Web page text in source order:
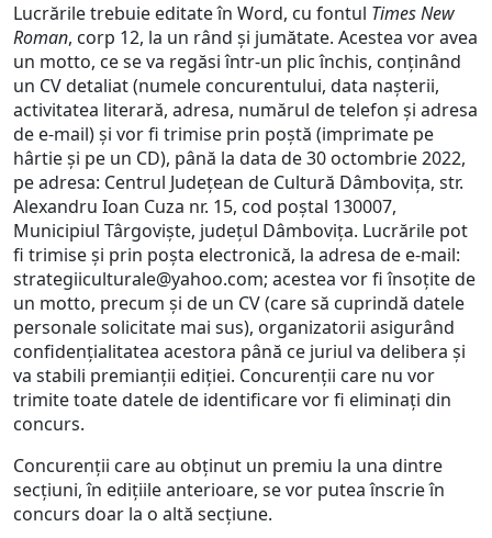
Lucrările trebuie editate în Word, cu fontul Times New
Roman, corp 12, la un rând şi jumătate. Acestea vor avea
un motto, ce se va regăsi într-un plic închis, conţinând
un CV detaliat (numele concurentului, data naşterii,
activitatea literară, adresa, numărul de telefon şi adresa
de e-mail) şi vor fi trimise prin poştă (imprimate pe
hârtie şi pe un CD), până la data de 30 octombrie 2022,
pe adresa: Centrul Judeţean de Cultură Dâmboviţa, str.
Alexandru Ioan Cuza nr. 15, cod poştal 130007,
Municipiul Târgovişte, județul Dâmbovița. Lucrările pot
fi trimise și prin poşta electronică, la adresa de e-mail:
strategiiculturale@yahoo.com; acestea vor fi însoţite de
un motto, precum şi de un CV (care să cuprindă datele
personale solicitate mai sus), organizatorii asigurând
confidenţialitatea acestora până ce juriul va delibera şi
va stabili premianţii ediţiei. Concurenţii care nu vor
trimite toate datele de identificare vor fi eliminaţi din
concurs.
Concurenţii care au obţinut un premiu la una dintre
secţiuni, în ediţiile anterioare, se vor putea înscrie în
concurs doar la o altă secţiune.